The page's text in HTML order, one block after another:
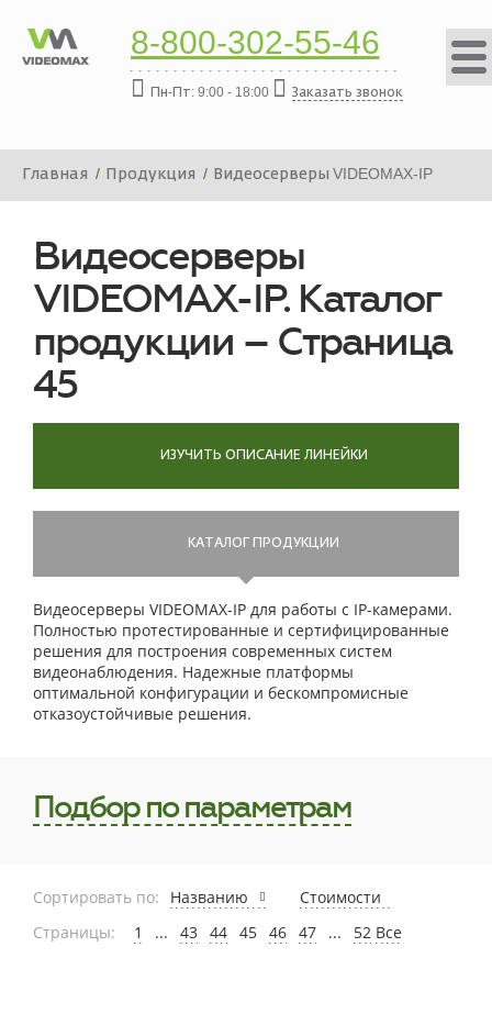
8-800-302-55-46
Пн-Пт: 9:00 - 18:00 Заказать звонок
Главная Продукция Видеосерверы VIDEOMAX-IP
Видеосерверы
VIDEOMAX-IP. Каталог
продукции – Страница
45
ИЗУЧИТЬ ОПИСАНИЕ ЛИНЕЙКИ
КАТАЛОГ ПРОДУКЦИИ
Видеосерверы VIDEOMAX-IP для работы с IP-камерами.
Полностью протестированные и сертифицированные
решения для построения современных систем
видеонаблюдения. Надежные платформы
оптимальной конфигурации и бескомпромисные
отказоустойчивые решения.
Подбор по параметрам
Сортировать по: Названию
Стоимости
Страницы:
1 ... 43 44 45 46 47 ... 52 Все